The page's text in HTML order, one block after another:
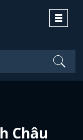
Toggle
Châu